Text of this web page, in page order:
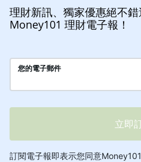
理財新訊、獨家優惠絕不
Money101 理財電子報！